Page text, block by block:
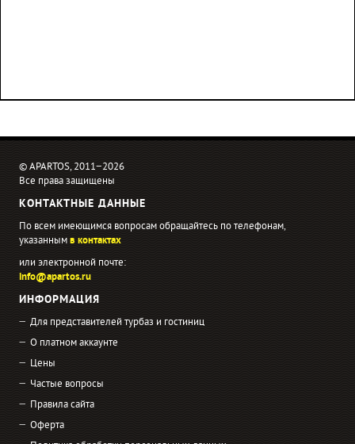
© APARTOS, 2011−2026
Все права защищены
КОНТАКТНЫЕ ДАННЫЕ
По всем имеющимся вопросам обращайтесь по телефонам,
указаннымв контактах
или электронной почте:
info@apartos.ru
ИНФОРМАЦИЯ
Для представителей турбаз и гостиниц
О платном аккаунте
Цены
Частые вопросы
Правила сайта
Оферта